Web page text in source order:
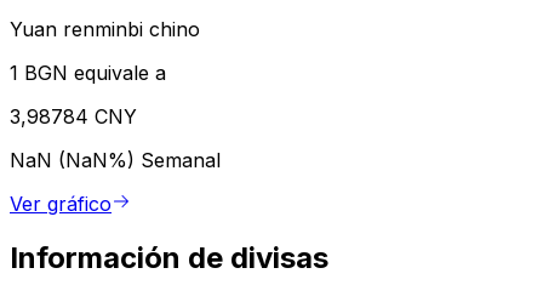
Yuan renminbi chino
1 BGN equivale a
3,98784 CNY
NaN (NaN%) Semanal
Ver gráfico
Información de divisas